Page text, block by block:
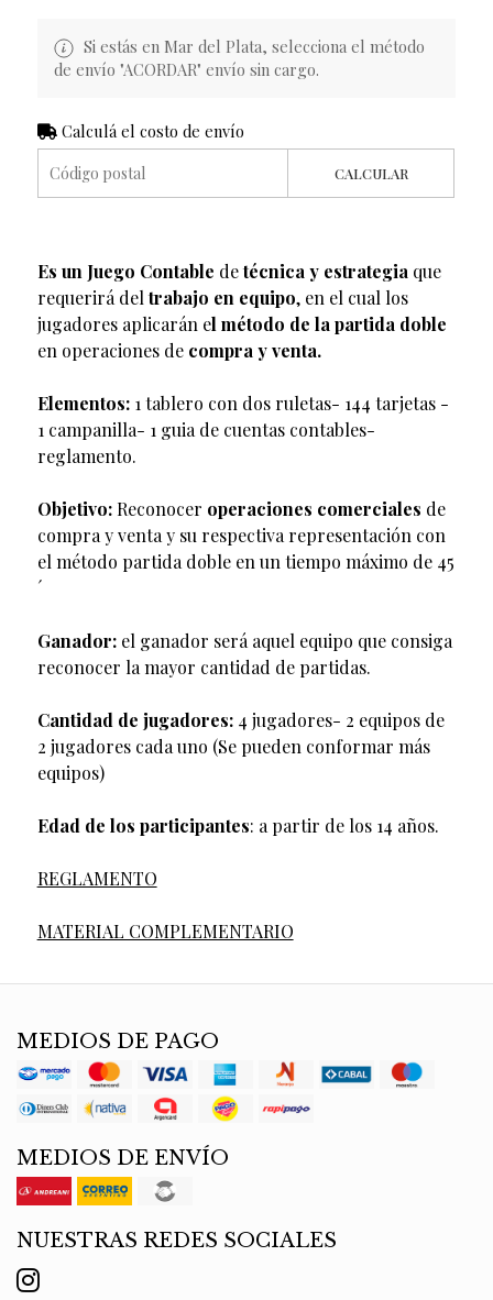
Si estás en Mar del Plata, selecciona el método
de envío "ACORDAR" envío sin cargo.
Calculá el costo de envío
CALCULAR
Es un Juego Contable detécnica y estrategia que
requerirá deltrabajo en equipo, en el cual los
jugadores aplicarán el método de la partida doble
en operaciones decompra y venta.
Elementos:1 tablero con dos ruletas- 144 tarjetas -
1 campanilla- 1 guia de cuentas contables-
reglamento.
Objetivo:Reconocer operaciones comerciales de
compra y venta y su respectiva representación con
el método partida doble en un tiempo máximo de 45
´
Ganador: el ganador será aquel equipo que consiga
reconocer la mayor cantidad de partidas.
Cantidad de jugadores: 4 jugadores- 2 equipos de
2 jugadores cada uno (Se pueden conformar más
equipos)
Edad de los participantes: a partir de los 14 años.
REGLAMENTO
MATERIAL COMPLEMENTARIO
MEDIOS DE PAGO
MEDIOS DE ENVÍO
NUESTRAS REDES SOCIALES